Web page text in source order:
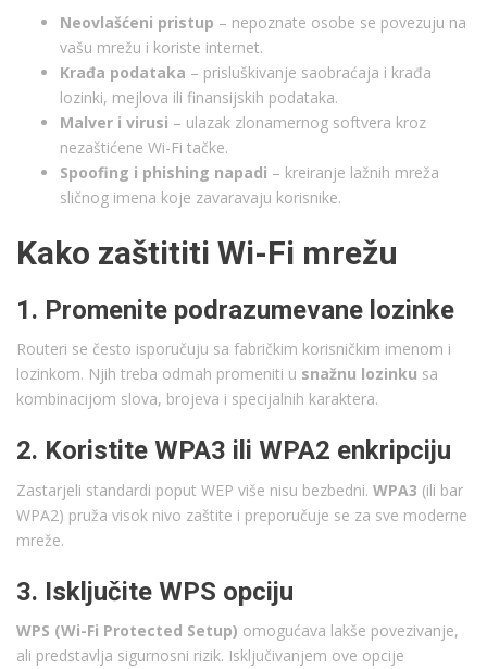
Neovlašćeni pristup – nepoznate osobe se povezuju na
vašu mrežu i koriste internet.
Krađa podataka – prisluškivanje saobraćaja i krađa
lozinki, mejlova ili finansijskih podataka.
Malver i virusi – ulazak zlonamernog softvera kroz
nezaštićene Wi-Fi tačke.
Spoofing i phishing napadi – kreiranje lažnih mreža
sličnog imena koje zavaravaju korisnike.
Kako zaštititi Wi-Fi mrežu
1. Promenite podrazumevane lozinke
Routeri se često isporučuju sa fabričkim korisničkim imenom i
lozinkom. Njih treba odmah promeniti u snažnu lozinku sa
kombinacijom slova, brojeva i specijalnih karaktera.
2. Koristite WPA3 ili WPA2 enkripciju
Zastarjeli standardi poput WEP više nisu bezbedni. WPA3 (ili bar
WPA2) pruža visok nivo zaštite i preporučuje se za sve moderne
mreže.
3. Isključite WPS opciju
WPS (Wi-Fi Protected Setup) omogućava lakše povezivanje,
ali predstavlja sigurnosni rizik. Isključivanjem ove opcije